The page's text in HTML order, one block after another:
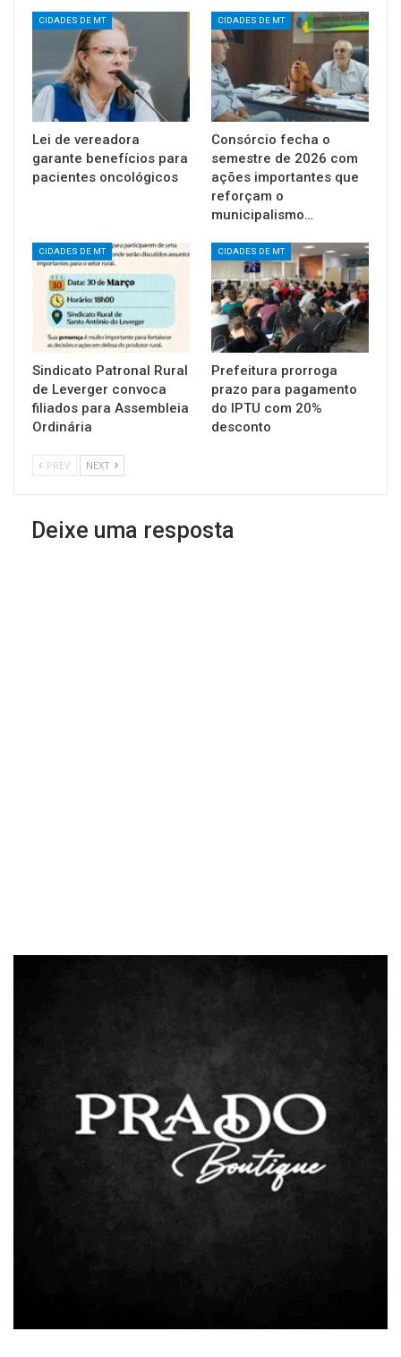
CIDADES DE MT
Lei de vereadora
garante benefícios para
pacientes oncológicos
CIDADES DE MT
Consórcio fecha o
semestre de 2026 com
ações importantes que
reforçam o
municipalismo…
CIDADES DE MT
Sindicato Patronal Rural
de Leverger convoca
filiados para Assembleia
Ordinária
CIDADES DE MT
Prefeitura prorroga
prazo para pagamento
do IPTU com 20%
desconto
PREV NEXT
Deixe uma resposta